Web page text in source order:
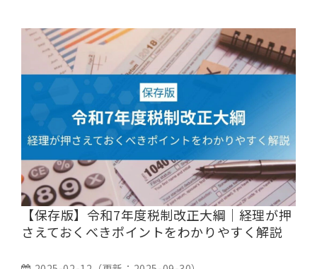
【保存版】令和7年度税制改正大綱｜経理が押
さえておくべきポイントをわかりやすく解説